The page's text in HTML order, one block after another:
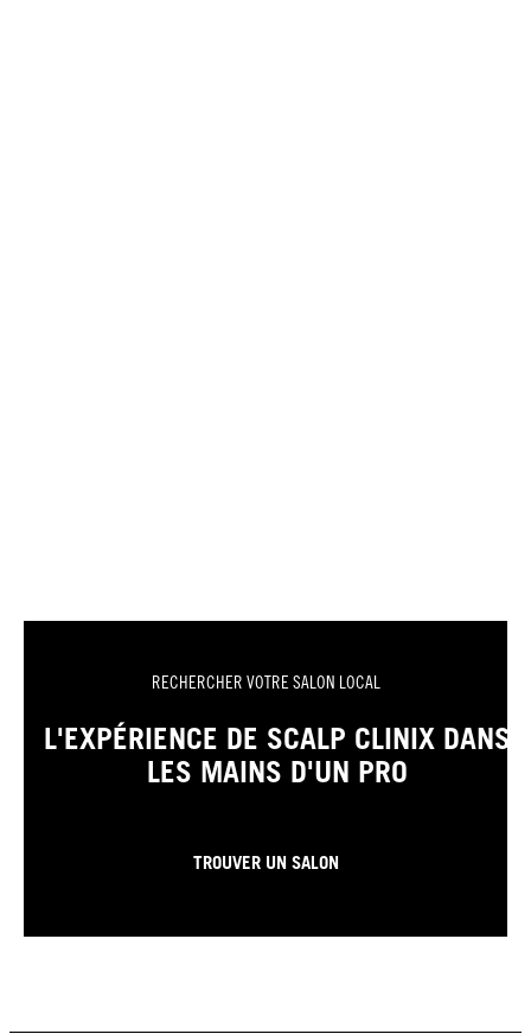
RECHERCHER VOTRE SALON LOCAL
L'EXPÉRIENCE DE SCALP CLINIX DANS
LES MAINS D'UN PRO
TROUVER UN SALON